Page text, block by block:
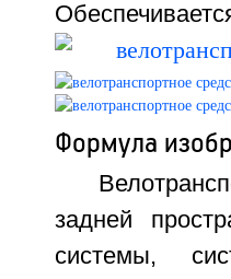
Формула
задней
системы,